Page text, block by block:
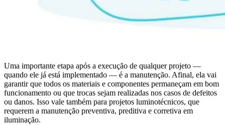
Uma importante etapa após a execução de qualquer projeto —
quando ele já está implementado — é a manutenção. Afinal, ela vai
garantir que todos os materiais e componentes permaneçam em bom
funcionamento ou que trocas sejam realizadas nos casos de defeitos
ou danos. Isso vale também para projetos luminotécnicos, que
requerem a manutenção preventiva, preditiva e corretiva em
iluminação.